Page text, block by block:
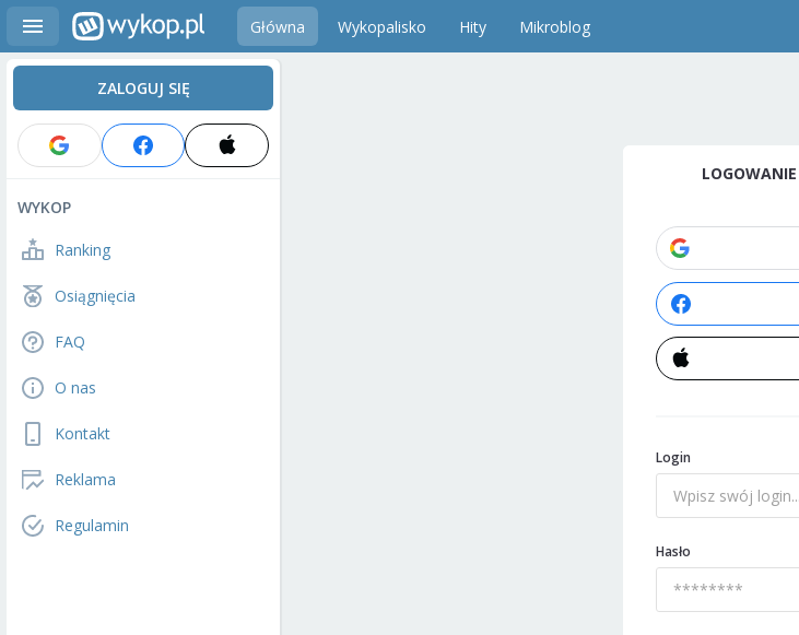
Główna Wykopalisko Hity Mikroblog
ZALOGUJ SIĘ
WYKOP
Ranking
Osiągnięcia
FAQ
O nas
Kontakt
Reklama
Regulamin
LOGOWANIE
Login
Hasło